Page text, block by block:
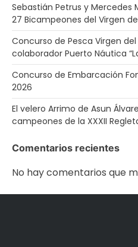
Sebastián Petrus y Mercedes
27 Bicampeones del Virgen
Concurso de Pesca Virgen
colaborador Puerto Náutica
Concurso de Embarcación
2026
El velero Arrimo de Asun
campeones de la XXXII
Comentarios recientes
No hay comentarios que